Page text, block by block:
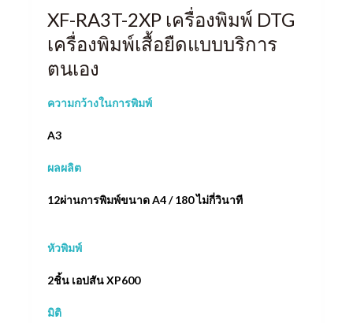
XF-RA3T-2XP เครื่องพิมพ์ DTG
เครื่องพิมพ์เสื้อยืดแบบบริการ
ตนเอง
ความกว้างในการพิมพ์
A3
ผลผลิต
12ผ่านการพิมพ์ขนาด A4 / 180 ไม่กี่วินาที
หัวพิมพ์
2ชิ้น เอปสัน XP600
มิติ